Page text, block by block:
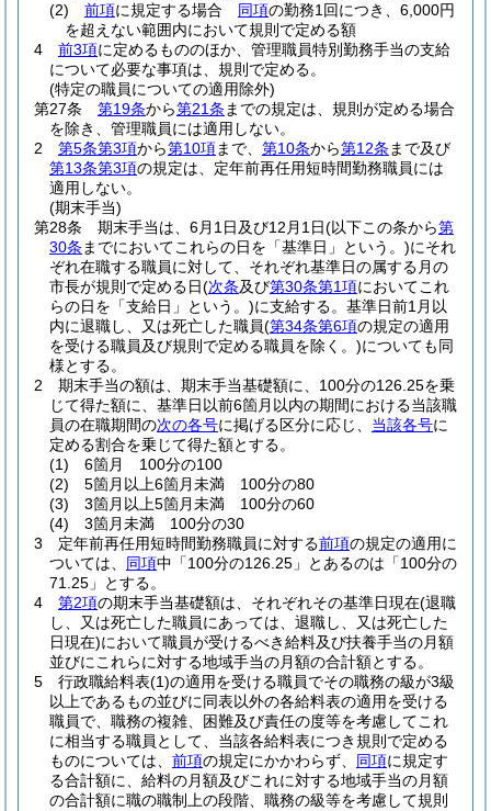
(2)
前項に規定する場合 同項の勤務1回につき、6,000円
を超えない範囲内において規則で定める額
4
前3項に定めるもののほか、管理職員特別勤務手当の支給
について必要な事項は、規則で定める。
(特定の職員についての適用除外)
第27条
第19条から第21条 までの規定は、規則が定める場合
を除き、管理職員には適用しない。
2
第5条第3項から第10項まで、 第10条から第12条 まで及び
第13条第3項の規定は、定年前再任用短時間勤務職員には
適用しない。
(期末手当)
第28条
期末手当は、6月1日及び12月1日(以下この条から第
30条 までにおいてこれらの日を「基準日」という。)にそれ
ぞれ在職する職員に対して、それぞれ基準日の属する月の
市長が規則で定める日(次条及び第30条第1項においてこれ
らの日を「支給日」という。)に支給する。 基準日前1月以
内に退職し、又は死亡した職員(第34条第6項の規定の適用
を受ける職員及び規則で定める職員を除く。)についても同
様とする。
2
期末手当の額は、期末手当基礎額に、100分の126.25を乗
じて得た額に、基準日以前6箇月以内の期間における当該職
員の在職期間の次の各号に掲げる区分に応じ、 当該各号に
定める割合を乗じて得た額とする。
(1)
6箇月 100分の100
(2)
5箇月以上6箇月未満 100分の80
(3)
3箇月以上5箇月未満 100分の60
(4)
3箇月未満 100分の30
3
定年前再任用短時間勤務職員に対する前項の規定の適用に
ついては、 同項中「100分の126.25」とあるのは「100分の
71.25」とする。
4
第2項の期末手当基礎額は、それぞれその基準日現在(退職
し、又は死亡した職員にあっては、退職し、又は死亡した
日現在)において職員が受けるべき給料及び扶養手当の月額
並びにこれらに対する地域手当の月額の合計額とする。
5
行政職給料表(1)の適用を受ける職員でその職務の級が3級
以上であるもの並びに同表以外の各給料表の適用を受ける
職員で、職務の複雑、困難及び責任の度等を考慮してこれ
に相当する職員として、当該各給料表につき規則で定める
ものについては、 前項の規定にかかわらず、 同項に規定す
る合計額に、給料の月額及びこれに対する地域手当の月額
の合計額に職の職制上の段階、職務の級等を考慮して規則